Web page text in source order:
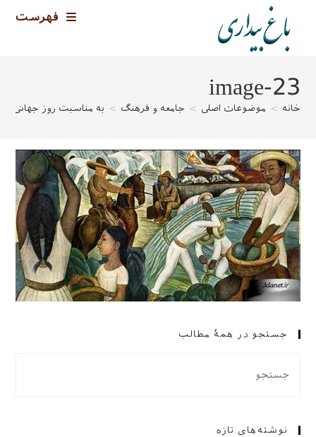
فهرست
image-23
خانه > موضوعات اصلی > جامعه و فرهنگ > به مناسبت روز جهانی
جستجو در همهٔ مطالب
نوشته‌های تازه